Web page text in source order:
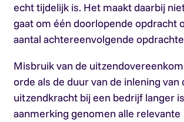
echt tijdelijk is. Het maakt daarbij
gaat om één doorlopende opdracht
aantal achtereenvolgende
Misbruik van de
orde als de duur van de inlening van
uitzendkracht bij een bedrijf langer
aanmerking genomen alle relevante